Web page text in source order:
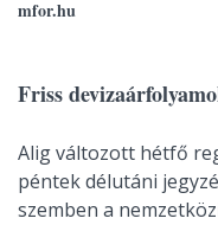
mfor.hu
Friss
Alig változott hétfő
péntek délutáni
szemben a